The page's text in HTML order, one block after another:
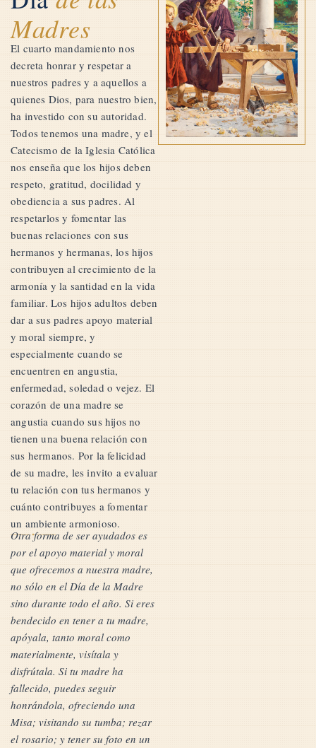
Madres
El cuarto mandamiento nos
decreta honrar y respetar a
nuestros padres y a aquellos a
quienes Dios, para nuestro bien,
ha investido con su autoridad.
Todos tenemos una madre, y el
Catecismo de la Iglesia Católica
nos enseña que los hijos deben
respeto, gratitud, docilidad y
obediencia a sus padres. Al
respetarlos y fomentar las
buenas relaciones con sus
hermanos y hermanas, los hijos
contribuyen al crecimiento de la
armonía y la santidad en la vida
familiar. Los hijos adultos deben
dar a sus padres apoyo material
y moral siempre, y
especialmente cuando se
encuentren en angustia,
enfermedad, soledad o vejez. El
corazón de una madre se
angustia cuando sus hijos no
tienen una buena relación con
sus hermanos. Por la felicidad
de su madre, les invito a evaluar
tu relación con tus hermanos y
cuánto contribuyes a fomentar
un ambiente armonioso.
Otra forma de ser ayudados es
por el apoyo material y moral
que ofrecemos a nuestra madre,
no sólo en el Día de la Madre
sino durante todo el año. Si eres
bendecido en tener a tu madre,
apóyala, tanto moral como
materialmente, visítala y
disfrútala. Si tu madre ha
fallecido, puedes seguir
honrándola, ofreciendo una
Misa; visitando su tumba; rezar
el rosario; y tener su foto en un